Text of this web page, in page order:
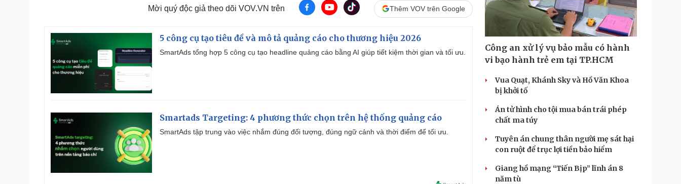
Mời quý độc giả theo dõi VOV.VN trên Thêm VOV trên Google
5 công cụ tạo tiêu đề và mô tả quảng cáo cho thương hiệu 2026
SmartAds tổng hợp 5 công cụ tạo headline quảng cáo bằng AI giúp tiết kiệm thời gian và tối ưu.
Smartads Targeting: 4 phương thức chọn trên hệ thống quảng cáo
SmartAds tập trung vào việc nhắm đúng đối tượng, đúng ngữ cảnh và thời điểm để tối ưu.
Công an xử lý vụ bảo mẫu có hành
vi bạo hành trẻ em tại TP.HCM
Vua Quạt, Khánh Sky và Hồ Văn Khoa
bị khởi tố
Án tử hình cho tội mua bán trái phép
chất ma túy
Tuyên án chung thân người mẹ sát hại
con ruột để trục lợi tiền bảo hiểm
Giang hồ mạng “Tiến Bịp” lĩnh án 8
năm tù